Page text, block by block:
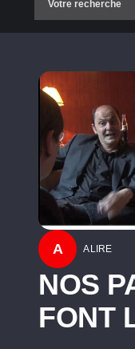
A A LIRE
NOS
FONT